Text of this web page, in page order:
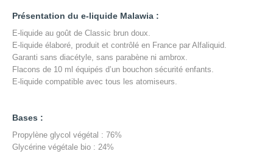
Présentation du e-liquide Malawia :
E-liquide au goût de Classic brun doux.
E-liquide élaboré, produit et contrôlé en France par Alfaliquid.
Garanti sans diacétyle, sans parabène ni ambrox.
Flacons de 10 ml équipés d’un bouchon sécurité enfants.
E-liquide compatible avec tous les atomiseurs.
Bases :
Propylène glycol végétal : 76%
Glycérine végétale bio : 24%